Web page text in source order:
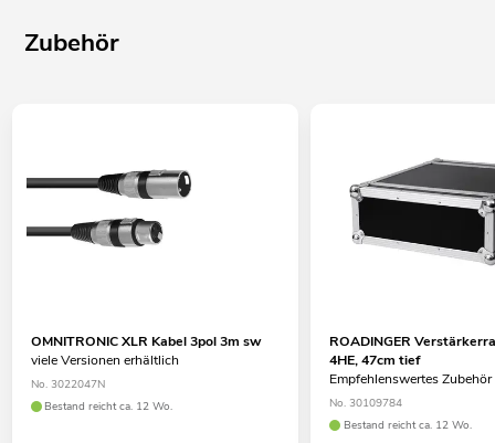
Zubehör
OMNITRONIC XLR Kabel 3pol 3m sw
viele Versionen erhältlich
No. 3022047N
Bestand reicht ca. 12 Wo.
ROADINGER
4HE, 47cm tief
Empfehlenswertes Zubehör
No. 30109784
Bestand reicht ca. 12 Wo.